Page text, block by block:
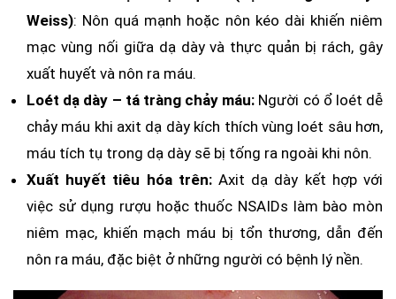
Weiss): Nôn quá mạnh hoặc nôn kéo dài khiến niêm
mạc vùng nối giữa dạ dày và thực quản bị rách, gây
xuất huyết và nôn ra máu.
Loét dạ dày – tá tràng chảy máu: Người có ổ loét dễ
chảy máu khi axit dạ dày kích thích vùng loét sâu hơn,
máu tích tụ trong dạ dày sẽ bị tống ra ngoài khi nôn.
Xuất huyết tiêu hóa trên:Axit dạ dày kết hợp với
việc sử dụng rượu hoặc thuốc NSAIDs làm bào mòn
niêm mạc, khiến mạch máu bị tổn thương, dẫn đến
nôn ra máu, đặc biệt ở những người có bệnh lý nền.